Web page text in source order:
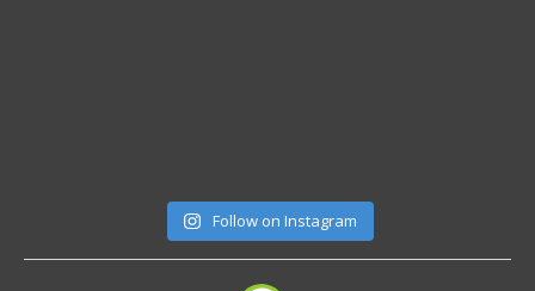
Follow on Instagram